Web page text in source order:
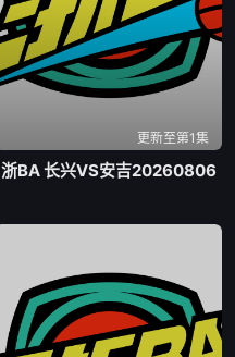
更新至第1集
浙BA 长兴VS安吉20260806